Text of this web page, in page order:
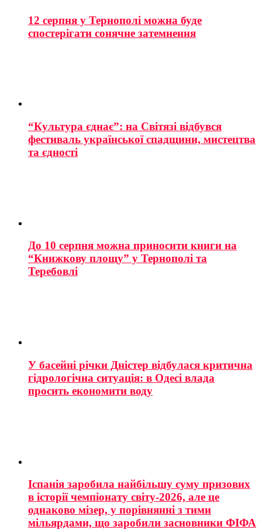
12 серпня у Тернополі можна буде
спостерігати сонячне затемнення
“Культура єднає”: на Світязі відбувся
фестиваль української спадщини, мистецтва
та єдності
До 10 серпня можна приносити книги на
“Книжкову площу” у Тернополі та
Теребовлі
У басейні річки Дністер відбулася критична
гідрологічна ситуація: в Одесі влада
просить економити воду
Іспанія заробила найбільшу суму призових
в історії чемпіонату світу-2026, але це
однаково мізер, у порівнянні з тими
мільярдами, що заробили засновники ФІФА